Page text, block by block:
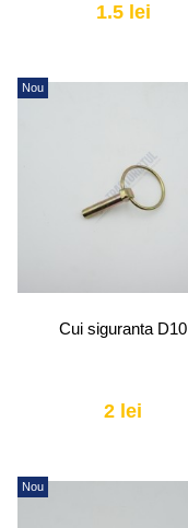
1.5 lei
Nou
Cui siguranta D10
2 lei
Nou